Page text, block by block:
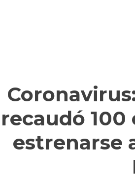
recaudó
estrenarse